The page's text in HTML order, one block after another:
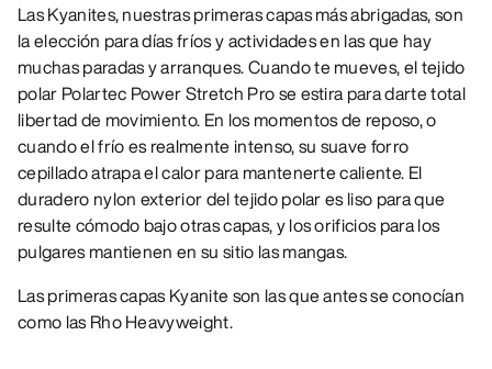
Las Kyanites, nuestras primeras capas más abrigadas, son
la elección para días fríos y actividades en las que hay
muchas paradas y arranques. Cuando te mueves, el tejido
polar Polartec Power Stretch Pro se estira para darte total
libertad de movimiento. En los momentos de reposo, o
cuando el frío es realmente intenso, su suave forro
cepillado atrapa el calor para mantenerte caliente. El
duradero nylon exterior del tejido polar es liso para que
resulte cómodo bajo otras capas, y los orificios para los
pulgares mantienen en su sitio las mangas.
Las primeras capas Kyanite son las que antes se conocían
como las Rho Heavyweight.